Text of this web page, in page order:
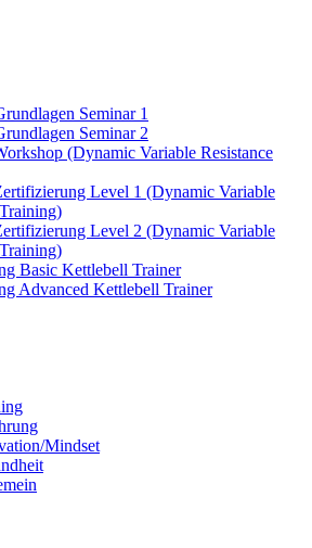
Seminar 1
Seminar 2
(Dynamic Variable Resistance
Level 1 (Dynamic Variable
Level 2 (Dynamic Variable
Basic Kettlebell Trainer
Advanced Kettlebell Trainer
Mindset